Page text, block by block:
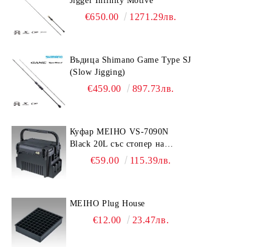
€650.00 1271.29лв.
Въдица Shimano Game Type SJ
(Slow Jigging)
€459.00 897.73лв.
Куфар MEIHO VS-7090N
Black 20L със стопер на
дръжката€59.00 115.39лв.
MEIHO Plug House
€12.00 23.47лв.